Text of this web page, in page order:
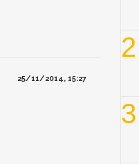
25/11/2014, 15:27
2
3